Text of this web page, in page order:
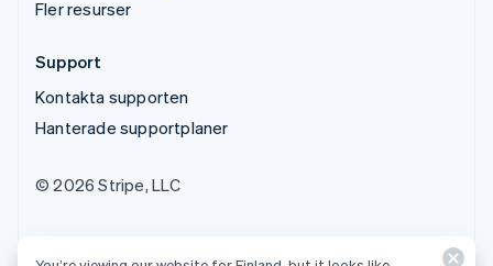
Fler resurser
Support
Kontakta supporten
Hanterade supportplaner
© 2026 Stripe, LLC